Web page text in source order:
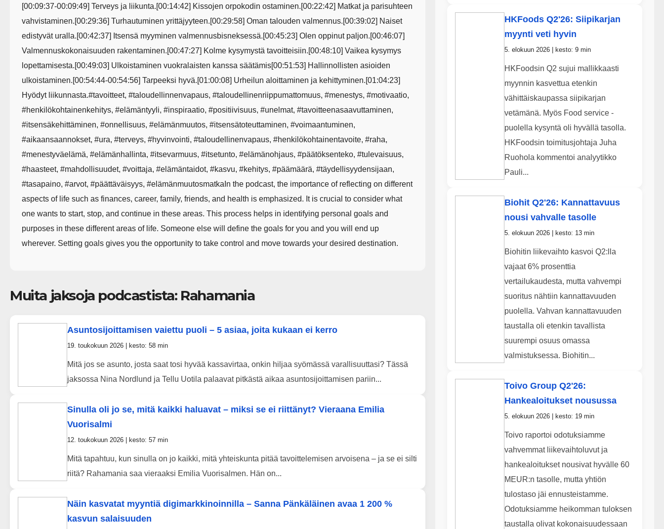
[00:09:37-00:09:49] Terveys ja liikunta.[00:14:42] Kissojen orpokodin ostaminen.[00:22:42] Matkat ja parisuhteen
vahvistaminen.[00:29:36] Turhautuminen yrittäjyyteen.[00:29:58] Oman talouden valmennus.[00:39:02] Naiset
edistyvät uralla.[00:42:37] Itsensä myyminen valmennusbisneksessä.[00:45:23] Olen oppinut paljon.[00:46:07]
Valmennuskokonaisuuden rakentaminen.[00:47:27] Kolme kysymystä tavoitteisiin.[00:48:10] Vaikea kysymys
lopettamisesta.[00:49:03] Ulkoistaminen vuokralaisten kanssa säätämis[00:51:53] Hallinnollisten asioiden
ulkoistaminen.[00:54:44-00:54:56] Tarpeeksi hyvä.[01:00:08] Urheilun aloittaminen ja kehittyminen.[01:04:23]
Hyödyt liikunnasta.#tavoitteet, #taloudellinnenvapaus, #taloudellinenriippumattomuus, #menestys, #motivaatio,
#henkilökohtainenkehitys, #elämäntyyli, #inspiraatio, #positiivisuus, #unelmat, #tavoitteenasaavuttaminen,
#itsensäkehittäminen, #onnellisuus, #elämänmuutos, #itsensätoteuttaminen, #voimaantuminen,
#aikaansaannokset, #ura, #terveys, #hyvinvointi, #taloudellinenvapaus, #henkilökohtainentavoite, #raha,
#menestyväelämä, #elämänhallinta, #itsevarmuus, #itsetunto, #elämänohjaus, #päätöksenteko, #tulevaisuus,
#haasteet, #mahdollisuudet, #voittaja, #elämäntaidot, #kasvu, #kehitys, #päämäärä, #täydellisyydensijaan,
#tasapaino, #arvot, #päättäväisyys, #elämänmuutosmatkaIn the podcast, the importance of reflecting on different
aspects of life such as finances, career, family, friends, and health is emphasized. It is crucial to consider what
one wants to start, stop, and continue in these areas. This process helps in identifying personal goals and
purposes in these different areas of life. Someone else will define the goals for you and you will end up
wherever. Setting goals gives you the opportunity to take control and move towards your desired destination.
Muita jaksoja podcastista: Rahamania
Asuntosijoittamisen vaiettu puoli – 5 asiaa, joita kukaan ei kerro
19. toukokuun 2026 | kesto: 58 min
Mitä jos se asunto, josta saat tosi hyvää kassavirtaa, onkin hiljaa syömässä varallisuuttasi? Tässä
jaksossa Nina Nordlund ja Tellu Uotila palaavat pitkästä aikaa asuntosijoittamisen pariin...
Sinulla oli jo se, mitä kaikki haluavat – miksi se ei riittänyt? Vieraana Emilia
Vuorisalmi
12. toukokuun 2026 | kesto: 57 min
Mitä tapahtuu, kun sinulla on jo kaikki, mitä yhteiskunta pitää tavoittelemisen arvoisena – ja se ei silti
riitä? Rahamania saa vieraaksi Emilia Vuorisalmen. Hän on...
Näin kasvatat myyntiä digimarkkinoinnilla – Sanna Pänkäläinen avaa 1 200 %
kasvun salaisuuden
HKFoods Q2'26: Siipikarjan
myynti veti hyvin
5. elokuun 2026 | kesto: 9 min
HKFoodsin Q2 sujui mallikkaasti
myynnin kasvettua etenkin
vähittäiskaupassa siipikarjan
vetämänä. Myös Food service -
puolella kysyntä oli hyvällä tasolla.
HKFoodsin toimitusjohtaja Juha
Ruohola kommentoi analyytikko
Pauli...
Biohit Q2'26: Kannattavuus
nousi vahvalle tasolle
5. elokuun 2026 | kesto: 13 min
Biohitin liikevaihto kasvoi Q2:lla
vajaat 6% prosenttia
vertailukaudesta, mutta vahvempi
suoritus nähtiin kannattavuuden
puolella. Vahvan kannattavuuden
taustalla oli etenkin tavallista
suurempi osuus omassa
valmistuksessa. Biohitin...
Toivo Group Q2'26:
Hankealoitukset nousussa
5. elokuun 2026 | kesto: 19 min
Toivo raportoi odotuksiamme
vahvemmat liikevaihtoluvut ja
hankealoitukset nousivat hyvälle 60
MEUR:n tasolle, mutta yhtiön
tulostaso jäi ennusteistamme.
Odotuksiamme heikomman tuloksen
taustalla olivat kokonaisuudessaan